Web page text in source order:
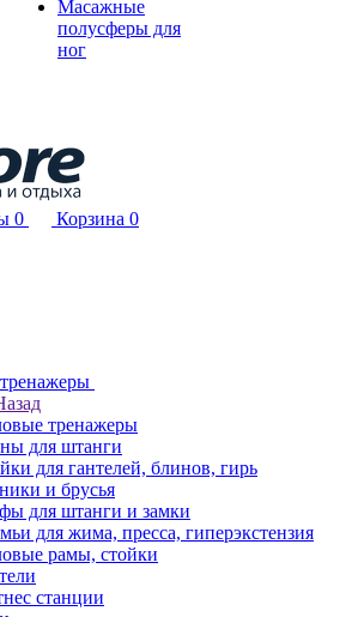
Масажные
полусферы для
ног
0 Корзина 0
тренажеры
для штанги
для гантелей, блинов, гирь
и брусья
для штанги и замки
для жима, пресса, гиперэкстензия
рамы, стойки
станции